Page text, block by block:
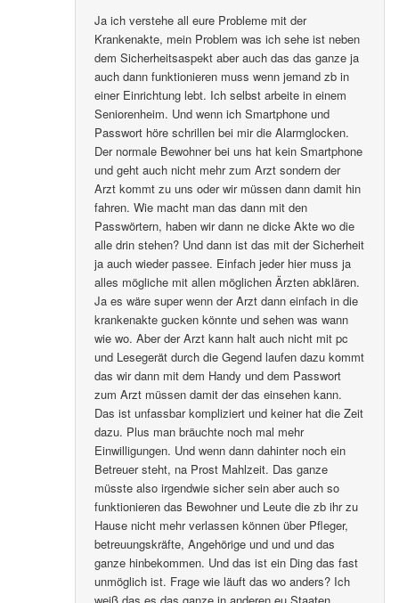
Ja ich verstehe all eure Probleme mit der
Krankenakte, mein Problem was ich sehe ist neben
dem Sicherheitsaspekt aber auch das das ganze ja
auch dann funktionieren muss wenn jemand zb in
einer Einrichtung lebt. Ich selbst arbeite in einem
Seniorenheim. Und wenn ich Smartphone und
Passwort höre schrillen bei mir die Alarmglocken.
Der normale Bewohner bei uns hat kein Smartphone
und geht auch nicht mehr zum Arzt sondern der
Arzt kommt zu uns oder wir müssen dann damit hin
fahren. Wie macht man das dann mit den
Passwörtern, haben wir dann ne dicke Akte wo die
alle drin stehen? Und dann ist das mit der Sicherheit
ja auch wieder passee. Einfach jeder hier muss ja
alles mögliche mit allen möglichen Ärzten abklären.
Ja es wäre super wenn der Arzt dann einfach in die
krankenakte gucken könnte und sehen was wann
wie wo. Aber der Arzt kann halt auch nicht mit pc
und Lesegerät durch die Gegend laufen dazu kommt
das wir dann mit dem Handy und dem Passwort
zum Arzt müssen damit der das einsehen kann.
Das ist unfassbar kompliziert und keiner hat die Zeit
dazu. Plus man bräuchte noch mal mehr
Einwilligungen. Und wenn dann dahinter noch ein
Betreuer steht, na Prost Mahlzeit. Das ganze
müsste also irgendwie sicher sein aber auch so
funktionieren das Bewohner und Leute die zb ihr zu
Hause nicht mehr verlassen können über Pfleger,
betreuungskräfte, Angehörige und und und das
ganze hinbekommen. Und das ist ein Ding das fast
unmöglich ist. Frage wie läuft das wo anders? Ich
weiß das es das ganze in anderen eu Staaten